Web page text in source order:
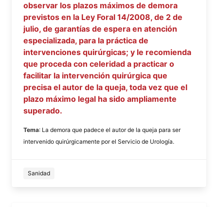
observar los plazos máximos de demora
previstos en la Ley Foral 14/2008, de 2 de
julio, de garantías de espera en atención
especializada, para la práctica de
intervenciones quirúrgicas; y le recomienda
que proceda con celeridad a practicar o
facilitar la intervención quirúrgica que
precisa el autor de la queja, toda vez que el
plazo máximo legal ha sido ampliamente
superado.
Tema: La demora que padece el autor de la queja para ser
intervenido quirúrgicamente por el Servicio de Urología.
Sanidad